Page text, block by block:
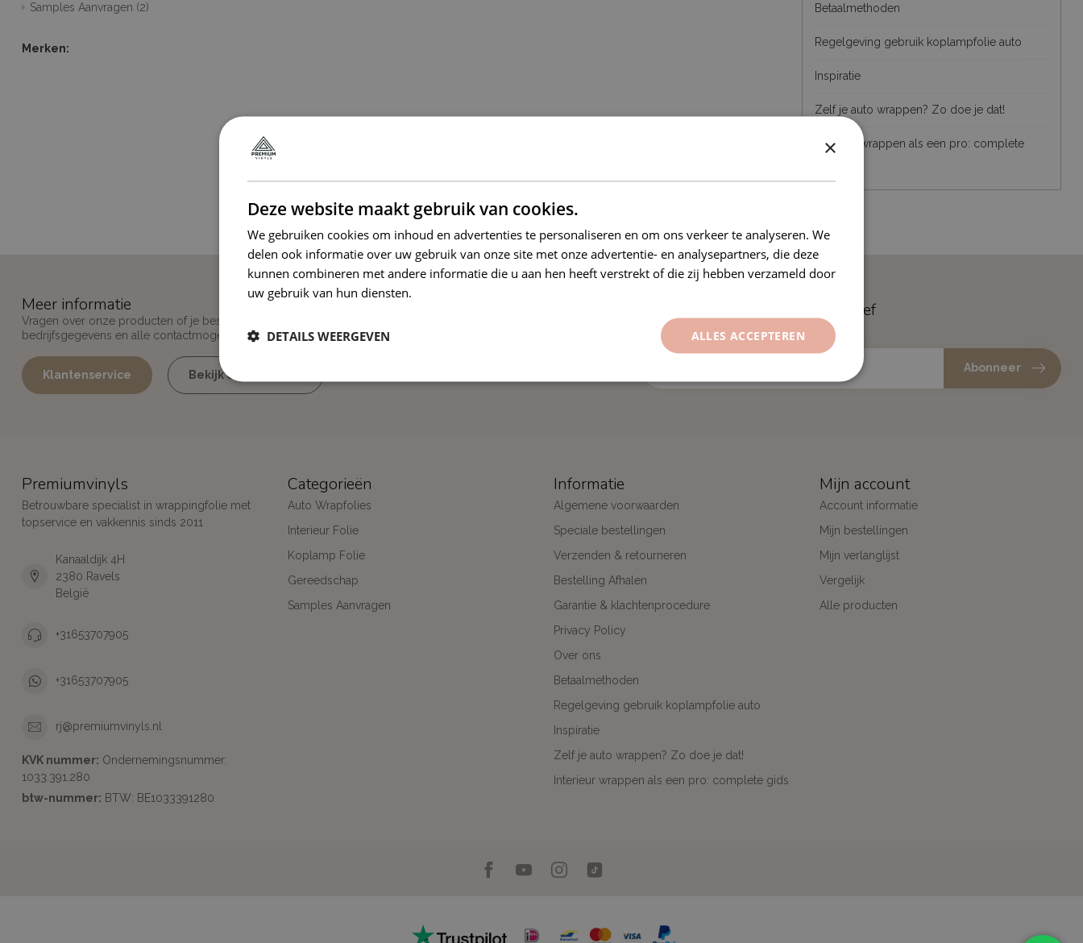
Samples Aanvragen (2)
Merken:
Betaalmethoden
Regelgeving gebruik koplampfolie auto
Inspiratie
Zelf je auto wrappen? Zo doe je dat!
Interieur wrappen als een pro: complete
Meer informatie
Vragen over onze producten of je bestelling? Bekijk onze klantenservicepagina voor FAQ’s,
bedrijfsgegevens en alle contactmogelijkheden.
Klantenservice Bekijk onze winkels
Abonneer je op onze nieuwsbrief
Blijf op de hoogte over onze laatste acties
Abonneer
Premiumvinyls
Betrouwbare specialist in wrappingfolie met
topservice en vakkennis sinds 2011
Kanaaldijk 4H
2380 Ravels
België
+31653707905
+31653707905
rj@premiumvinyls.nl
KVK nummer: Ondernemingsnummer:
1033.391.280
btw-nummer: BTW: BE1033391280
Categorieën
Auto Wrapfolies
Interieur Folie
Koplamp Folie
Gereedschap
Samples Aanvragen
Informatie
Algemene voorwaarden
Speciale bestellingen
Verzenden & retourneren
Bestelling Afhalen
Garantie & klachtenprocedure
Privacy Policy
Over ons
Betaalmethoden
Regelgeving gebruik koplampfolie auto
Inspiratie
Zelf je auto wrappen? Zo doe je dat!
Interieur wrappen als een pro: complete gids
Mijn account
Account informatie
Mijn bestellingen
Mijn verlanglijst
Vergelijk
Alle producten
×
Deze website maakt gebruik van cookies.
We gebruiken cookies om inhoud en advertenties te personaliseren en om ons verkeer te analyseren. We
delen ook informatie over uw gebruik van onze site met onze advertentie- en analysepartners, die deze
kunnen combineren met andere informatie die u aan hen heeft verstrekt of die zij hebben verzameld door
uw gebruik van hun diensten.
ALLES ACCEPTEREN
DETAILS WEERGEVEN